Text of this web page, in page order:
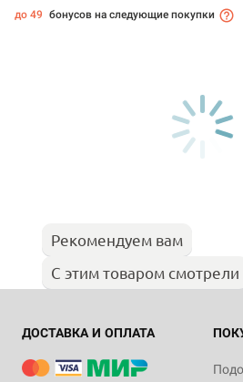
до 49 бонусов на следующие покупки
Рекомендуем вам
С этим товаром смотрели
ДОСТАВКА И ОПЛАТА